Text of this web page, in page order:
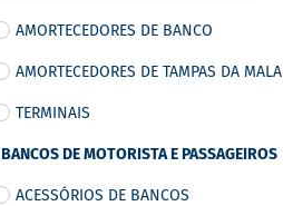
AMORTECEDORES DE BANCO
AMORTECEDORES DE TAMPAS DA MALA
TERMINAIS
BANCOS DE MOTORISTA E PASSAGEIROS
ACESSÓRIOS DE BANCOS